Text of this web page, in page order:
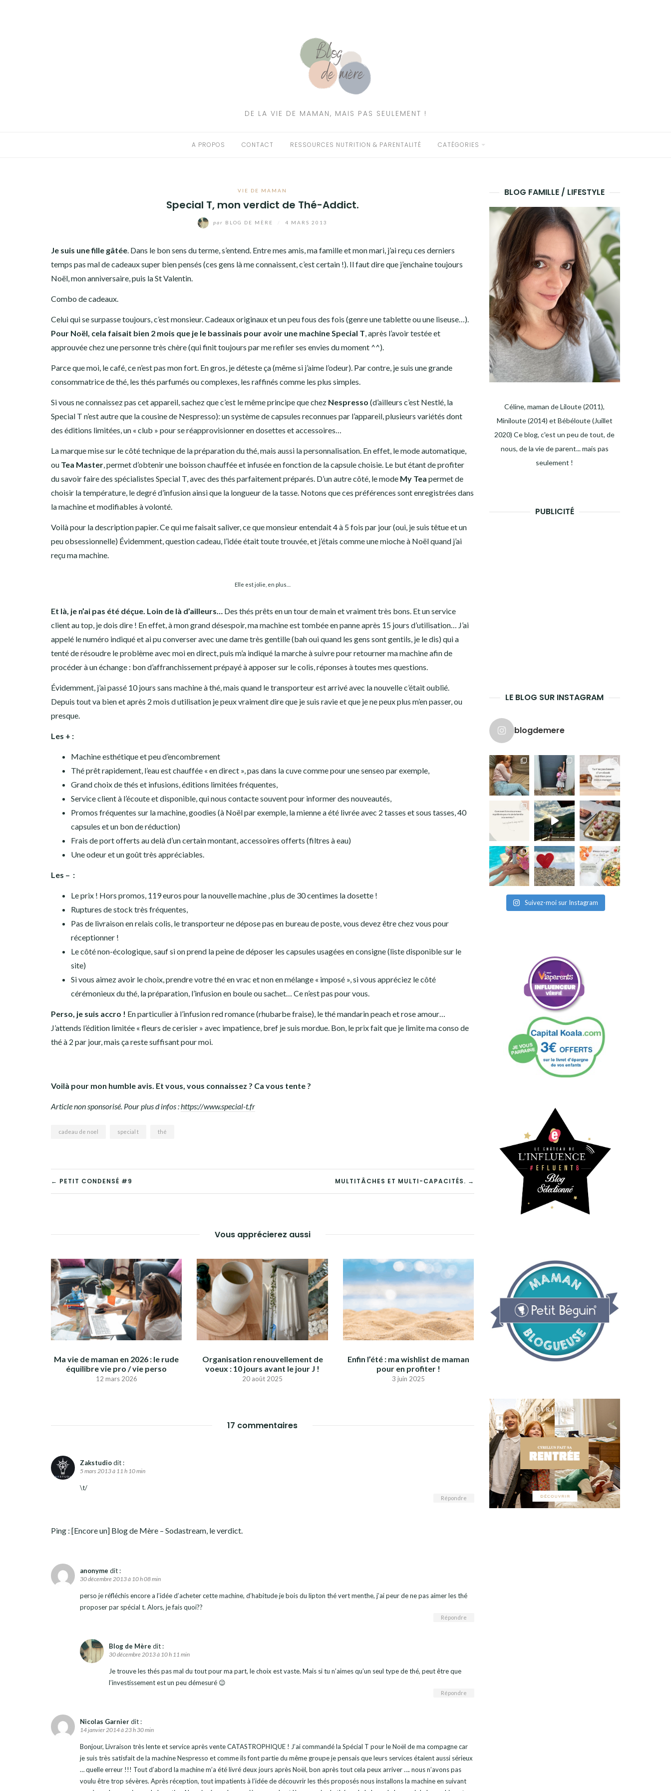
DE LA VIE DE MAMAN, MAIS PAS SEULEMENT !
A PROPOS CONTACT RESSOURCES NUTRITION & PARENTALITÉ CATÉGORIES
VIE DE MAMAN
Special T, mon verdict de Thé-Addict.
par BLOG DE MÈRE 4 MARS 2013
Je suis une fille gâtée. Dans le bon sens du terme, s’entend. Entre mes amis, ma famille et mon mari, j’ai reçu ces derniers
temps pas mal de cadeaux super bien pensés (ces gens là me connaissent, c’est certain !). Il faut dire que j’enchaine toujours
Noël, mon anniversaire, puis la St Valentin.
Combo de cadeaux.
Celui qui se surpasse toujours, c’est monsieur. Cadeaux originaux et un peu fous des fois (genre une tablette ou une liseuse…).
Pour Noël, cela faisait bien 2 mois que je le bassinais pour avoir une machine Special T, après l’avoir testée et
approuvée chez une personne très chère (qui finit toujours par me refiler ses envies du moment ^^).
Parce que moi, le café, ce n’est pas mon fort. En gros, je déteste ça (même si j’aime l’odeur). Par contre, je suis une grande
consommatrice de thé, les thés parfumés ou complexes, les raffinés comme les plus simples.
Si vous ne connaissez pas cet appareil, sachez que c’est le même principe que chez Nespresso (d’ailleurs c’est Nestlé, la
Special T n’est autre que la cousine de Nespresso): un système de capsules reconnues par l’appareil, plusieurs variétés dont
des éditions limitées, un « club » pour se réapprovisionner en dosettes et accessoires…
La marque mise sur le côté technique de la préparation du thé, mais aussi la personnalisation. En effet, le mode automatique,
ou Tea Master, permet d’obtenir une boisson chauffée et infusée en fonction de la capsule choisie. Le but étant de profiter
du savoir faire des spécialistes Special T, avec des thés parfaitement préparés. D’un autre côté, le mode My Tea permet de
choisir la température, le degré d’infusion ainsi que la longueur de la tasse. Notons que ces préférences sont enregistrées dans
la machine et modifiables à volonté.
Voilà pour la description papier. Ce qui me faisait saliver, ce que monsieur entendait 4 à 5 fois par jour (oui, je suis têtue et un
peu obsessionnelle) Évidemment, question cadeau, l’idée était toute trouvée, et j’étais comme une mioche à Noël quand j’ai
reçu ma machine.
Elle est jolie, en plus…
Et là, je n’ai pas été déçue. Loin de là d’ailleurs… Des thés prêts en un tour de main et vraiment très bons. Et un service
client au top, je dois dire ! En effet, à mon grand désespoir, ma machine est tombée en panne après 15 jours d’utilisation… J’ai
appelé le numéro indiqué et ai pu converser avec une dame très gentille (bah oui quand les gens sont gentils, je le dis) qui a
tenté de résoudre le problème avec moi en direct, puis m’a indiqué la marche à suivre pour retourner ma machine afin de
procéder à un échange : bon d’affranchissement prépayé à apposer sur le colis, réponses à toutes mes questions.
Évidemment, j’ai passé 10 jours sans machine à thé, mais quand le transporteur est arrivé avec la nouvelle c’était oublié.
Depuis tout va bien et après 2 mois d utilisation je peux vraiment dire que je suis ravie et que je ne peux plus m’en passer, ou
presque.
Les + :
Machine esthétique et peu d’encombrement
Thé prêt rapidement, l’eau est chauffée « en direct », pas dans la cuve comme pour une senseo par exemple,
Grand choix de thés et infusions, éditions limitées fréquentes,
Service client à l’écoute et disponible, qui nous contacte souvent pour informer des nouveautés,
Promos fréquentes sur la machine, goodies (à Noël par exemple, la mienne a été livrée avec 2 tasses et sous tasses, 40
capsules et un bon de réduction)
Frais de port offerts au delà d’un certain montant, accessoires offerts (filtres à eau)
Une odeur et un goût très appréciables.
Les – :
Le prix ! Hors promos, 119 euros pour la nouvelle machine , plus de 30 centimes la dosette !
Ruptures de stock très fréquentes,
Pas de livraison en relais colis, le transporteur ne dépose pas en bureau de poste, vous devez être chez vous pour
réceptionner !
Le côté non-écologique, sauf si on prend la peine de déposer les capsules usagées en consigne (liste disponible sur le
site)
Si vous aimez avoir le choix, prendre votre thé en vrac et non en mélange « imposé », si vous appréciez le côté
cérémonieux du thé, la préparation, l’infusion en boule ou sachet… Ce n’est pas pour vous.
Perso, je suis accro ! En particulier à l’infusion red romance (rhubarbe fraise), le thé mandarin peach et rose amour…
J’attends l’édition limitée « fleurs de cerisier » avec impatience, bref je suis mordue. Bon, le prix fait que je limite ma conso de
thé à 2 par jour, mais ça reste suffisant pour moi.
Voilà pour mon humble avis. Et vous, vous connaissez ? Ca vous tente ?
Article non sponsorisé. Pour plus d infos :https://www.special-t.fr
cadeau de noel special t thé
← PETIT CONDENSÉ #9 MULTITÂCHES ET MULTI-CAPACITÉS. →
Vous apprécierez aussi
Ma vie de maman en 2026 : le rude
équilibre vie pro / vie perso
12 mars 2026
Organisation renouvellement de
voeux : 10 jours avant le jour J !
20 août 2025
Enfin l’été : ma wishlist de maman
pour en profiter !
3 juin 2025
17 commentaires
Zakstudiodit :
5 mars 2013 à 11 h 10 min
\t/
Répondre
Ping : [Encore un] Blog de Mère – Sodastream, le verdict.
anonyme dit :
30 décembre 2013 à 10 h 08 min
perso je réfléchis encore a l’idée d’acheter cette machine, d’habitude je bois du lipton thé vert menthe, j’ai peur de ne pas aimer les thé
proposer par spécial t. Alors, je fais quoi??
Répondre
Blog de Mère dit :
30 décembre 2013 à 10 h 11 min
Je trouve les thés pas mal du tout pour ma part, le choix est vaste. Mais si tu n’aimes qu’un seul type de thé, peut être que
l’investissement est un peu démesuré 😉
Répondre
Nicolas Garnierdit :
14 janvier 2014 à 23 h 30 min
Bonjour, Livraison très lente et service après vente CATASTROPHIQUE ! J’ai commandé la Spécial T pour le Noël de ma compagne car
je suis très satisfait de la machine Nespresso et comme ils font partie du même groupe je pensais que leurs services étaient aussi sérieux
… quelle erreur !!! Tout d’abord la machine m’a été livré deux jours après Noël, bon après tout cela peux arriver …. nous n’avons pas
voulu être trop sévères. Après réception, tout impatients à l’idée de découvrir les thés proposés nous installons la machine en suivant
BLOG FAMILLE / LIFESTYLE
Céline, maman de Liloute (2011),
Miniloute (2014) et Bébéloute (Juillet
2020) Ce blog, c'est un peu de tout, de
nous, de la vie de parent... mais pas
seulement !
PUBLICITÉ
LE BLOG SUR INSTAGRAM
blogdemere
Suivez-moi sur Instagram